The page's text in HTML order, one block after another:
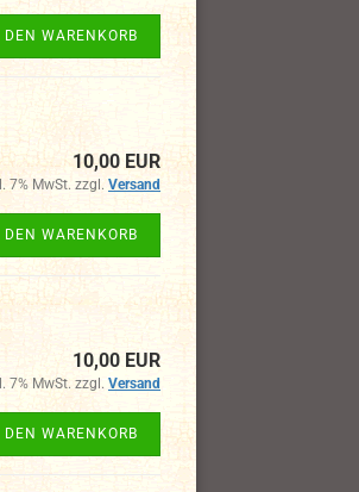
DEN WARENKORB
10,00 EUR
7% MwSt. zzgl. Versand
DEN WARENKORB
10,00 EUR
7% MwSt. zzgl. Versand
DEN WARENKORB